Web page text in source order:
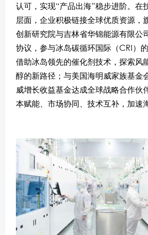
认可，实现“产品出海”稳步进阶。在
层面，企业积极链接全球优质资源，
创新研究院与吉林省华锦能源有限公
协议，参与冰岛碳循环国际（CRI）
借助冰岛领先的催化剂技术，探索风
醇的新路径；与美国海明威家族基金
威增长收益基金达成全球战略合作伙
本赋能、市场协同、技术互补，加速